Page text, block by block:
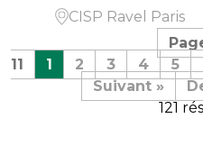
CISP Ravel Paris
11
1 2 3 4 5
Suivant »
121